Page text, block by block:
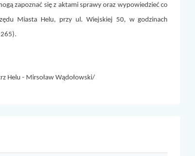
zapoznać się z aktami sprawy oraz wypowiedzieć co
Miasta Helu, przy ul. Wiejskiej 50, w godzinach
- Mirsoław Wądołowski/